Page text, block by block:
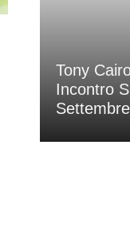
Tony
Incontro
Settembre